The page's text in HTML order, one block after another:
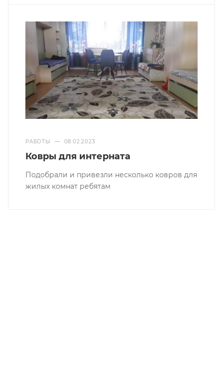
РАБОТЫ — 08.02.2023
Ковры для интерната
Подобрали и привезли несколько ковров для
жилых комнат ребятам